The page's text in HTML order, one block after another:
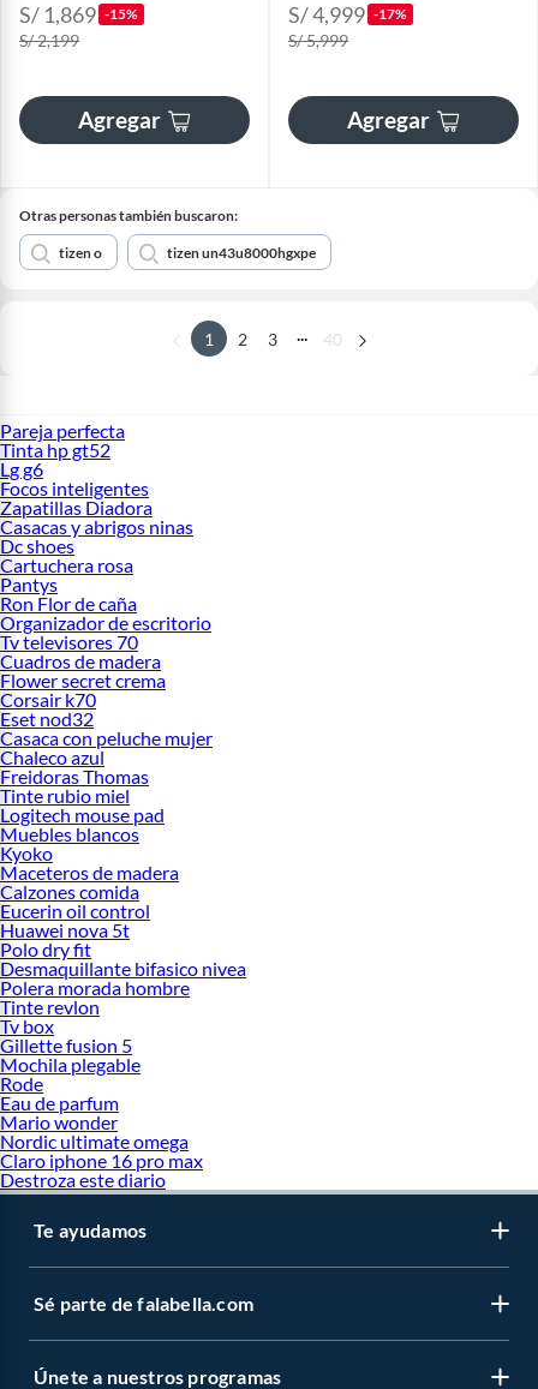
S/ 1,869 -15%
S/ 2,199
Agregar
S/ 4,999 -17%
S/ 5,999
Agregar
Otras personas también buscaron:
tizen o tizen un43u8000hgxpe
1 2 3 ... 40
Pareja perfecta
Tinta hp gt52
Lg g6
Focos inteligentes
Zapatillas Diadora
Casacas y abrigos ninas
Dc shoes
Cartuchera rosa
Pantys
Ron Flor de caña
Organizador de escritorio
Tv televisores 70
Cuadros de madera
Flower secret crema
Corsair k70
Eset nod32
Casaca con peluche mujer
Chaleco azul
Freidoras Thomas
Tinte rubio miel
Logitech mouse pad
Muebles blancos
Kyoko
Maceteros de madera
Calzones comida
Eucerin oil control
Huawei nova 5t
Polo dry fit
Desmaquillante bifasico nivea
Polera morada hombre
Tinte revlon
Tv box
Gillette fusion 5
Mochila plegable
Rode
Eau de parfum
Mario wonder
Nordic ultimate omega
Claro iphone 16 pro max
Destroza este diario
Te ayudamos
Sé parte de falabella.com
Únete a nuestros programas